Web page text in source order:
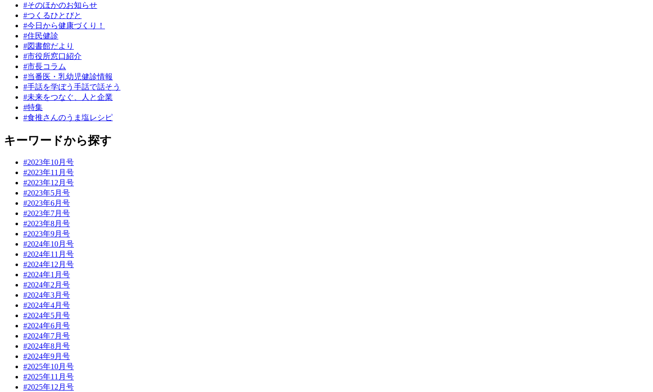
#そのほかのお知らせ
#つくるひとびと
#今日から健康づくり！
#住民健診
#図書館だより
#市役所窓口紹介
#市長コラム
#当番医・乳幼児健診情報
#手話を学ぼう手話で話そう
#未来をつなぐ、人と企業
#特集
#食推さんのうま塩レシピ
キーワードから探す
#2023年10月号
#2023年11月号
#2023年12月号
#2023年5月号
#2023年6月号
#2023年7月号
#2023年8月号
#2023年9月号
#2024年10月号
#2024年11月号
#2024年12月号
#2024年1月号
#2024年2月号
#2024年3月号
#2024年4月号
#2024年5月号
#2024年6月号
#2024年7月号
#2024年8月号
#2024年9月号
#2025年10月号
#2025年11月号
#2025年12月号